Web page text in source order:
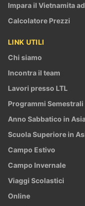
Impara il Vietnamita
Calcolatore Prezzi
LINK UTILI
Chi siamo
Incontra il team
Lavori presso LTL
Programmi Semestrali
Anno Sabbatico in
Scuola Superiore in
Campo Estivo
Campo Invernale
Viaggi Scolastici
Online